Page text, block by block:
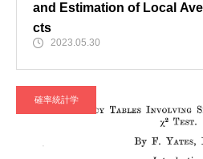
and Estimation of Local
cts
2023.05.30
確率統計学